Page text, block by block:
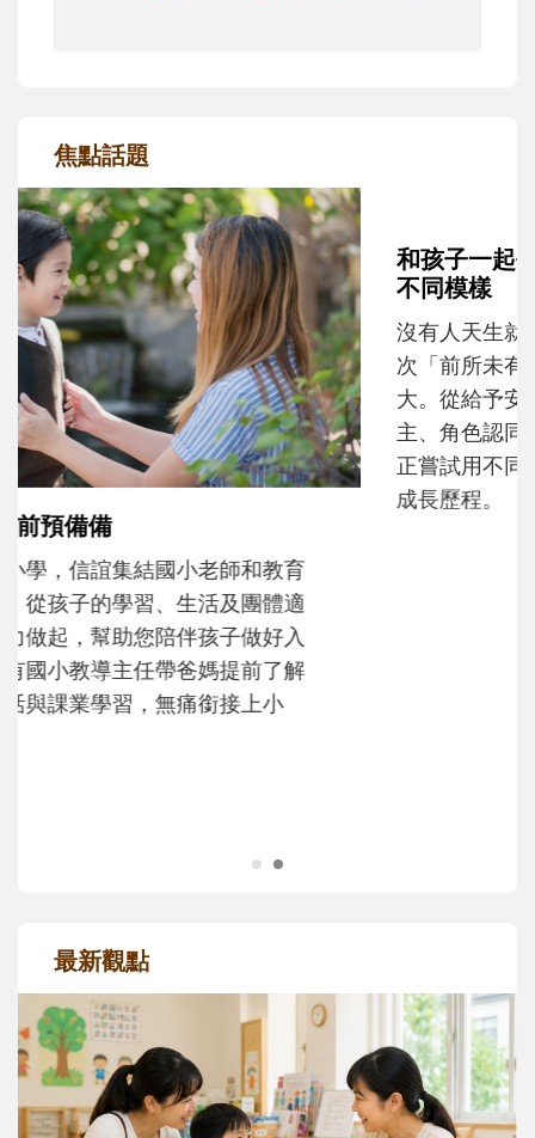
焦點話題
和孩子一起長大的那個男人│讀懂父親的
不同模樣
沒有人天生就擅長當爸爸！男人總是在一次
次「前所未有」的體驗中，跟著孩子一起長
大。從給予安全感的肢體遊戲，到獨立自
主、角色認同及解決問題的能力養成。爸爸
最新觀點